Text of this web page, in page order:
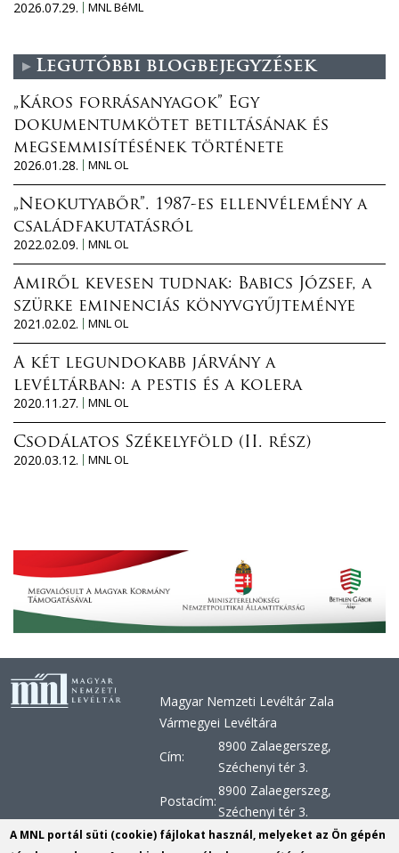
2026.07.29.
MNL BéML
Legutóbbi blogbejegyzések
„Káros forrásanyagok” Egy
dokumentumkötet betiltásának és
megsemmisítésének története
2026.01.28.
MNL OL
„Neokutyabőr”. 1987-es ellenvélemény a
családfakutatásról
2022.02.09.
MNL OL
Amiről kevesen tudnak: Babics József, a
szürke eminenciás könyvgyűjteménye
2021.02.02.
MNL OL
A két legundokabb járvány a
levéltárban: a pestis és a kolera
2020.11.27.
MNL OL
Csodálatos Székelyföld (II. rész)
2020.03.12.
MNL OL
Magyar Nemzeti Levéltár Zala
Vármegyei Levéltára
Cím:
8900 Zalaegerszeg,
Széchenyi tér 3.
Postacím:
8900 Zalaegerszeg,
Széchenyi tér 3.
Telefon:
+36 92 510 030, +36 92 598
A MNL portál süti (cookie) fájlokat használ, melyeket az Ön gépén